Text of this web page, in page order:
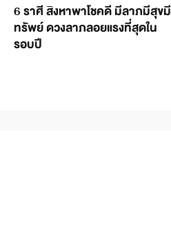
6 ราศี สิงหาพาโชคดี มีลาภมีสุขมี
ทรัพย์ ดวงลาภลอยแรงที่สุดใน
รอบปี